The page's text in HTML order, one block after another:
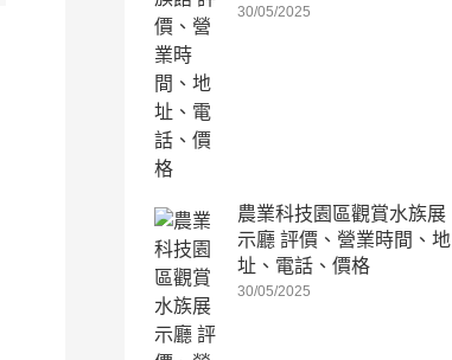
30/05/2025
農業科技園區觀賞水族展
示廳 評價、營業時間、地
址、電話、價格
30/05/2025